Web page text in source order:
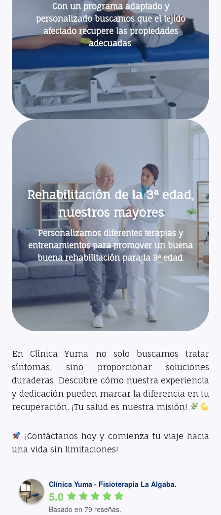
Con un programa adaptado y
personalizado buscamos que el tejido
afectado recupere las propiedades
adecuadas.
Rehabilitación de la 3ª edad,
nuestros mayores
Personalizamos diferentes terapias y
entrenamientos para promover un buena
buena rehabilitación para la 3ª edad.
En Clínica Yuma no solo buscamos tratar
síntomas, sino proporcionar soluciones
duraderas. Descubre cómo nuestra experiencia
y dedicación pueden marcar la diferencia en tu
recuperación. ¡Tu salud es nuestra misión!
¡Contáctanos hoy y comienza tu viaje hacia
una vida sin limitaciones!
Clínica Yuma - Fisioterapia La Algaba.
5.0
Basado en 79 reseñas.